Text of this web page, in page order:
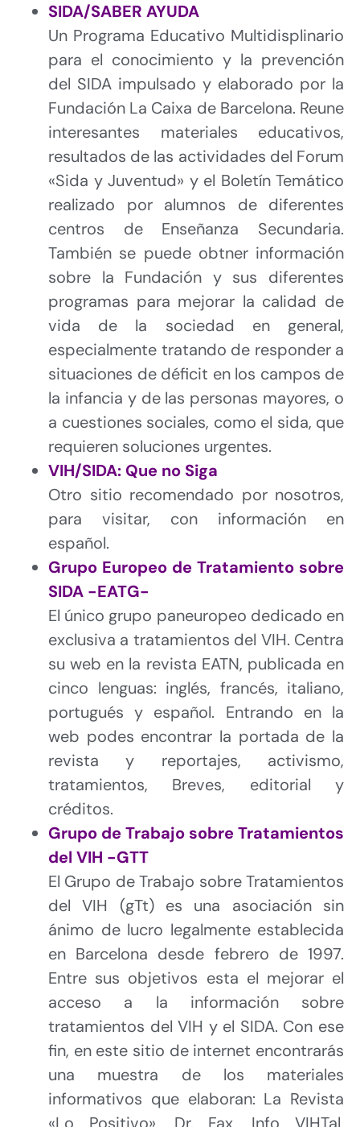
SIDA/SABER AYUDA
Un Programa Educativo Multidisplinario
para el conocimiento y la prevención
del SIDA impulsado y elaborado por la
Fundación La Caixa de Barcelona. Reune
interesantes materiales educativos,
resultados de las actividades del Forum
«Sida y Juventud» y el Boletín Temático
realizado por alumnos de diferentes
centros de Enseñanza Secundaria.
También se puede obtner información
sobre la Fundación y sus diferentes
programas para mejorar la calidad de
vida de la sociedad en general,
especialmente tratando de responder a
situaciones de déficit en los campos de
la infancia y de las personas mayores, o
a cuestiones sociales, como el sida, que
requieren soluciones urgentes.
VIH/SIDA: Que no Siga
Otro sitio recomendado por nosotros,
para visitar, con información en
español.
Grupo Europeo de Tratamiento sobre
SIDA -EATG-
El único grupo paneuropeo dedicado en
exclusiva a tratamientos del VIH. Centra
su web en la revista EATN, publicada en
cinco lenguas: inglés, francés, italiano,
portugués y español. Entrando en la
web podes encontrar la portada de la
revista y reportajes, activismo,
tratamientos, Breves, editorial y
créditos.
Grupo de Trabajo sobre Tratamientos
del VIH -GTT
El Grupo de Trabajo sobre Tratamientos
del VIH (gTt) es una asociación sin
ánimo de lucro legalmente establecida
en Barcelona desde febrero de 1997.
Entre sus objetivos esta el mejorar el
acceso a la información sobre
tratamientos del VIH y el SIDA. Con ese
fin, en este sitio de internet encontrarás
una muestra de los materiales
informativos que elaboran: La Revista